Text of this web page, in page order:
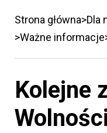
Strona główna Dla
Ważne informacje
Kolejne
Wolności